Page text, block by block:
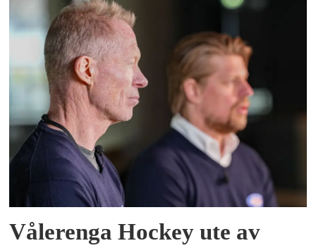
Vålerenga Hockey ute av